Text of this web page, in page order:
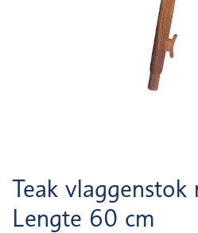
Teak vlaggenstok
Lengte 60 cm